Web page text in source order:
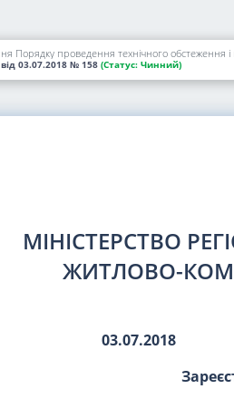
від 03.07.2018 № 158 (Статус: Чинний)
МІНІСТЕРСТВО
ЖИТЛОВО-
03.07.2018